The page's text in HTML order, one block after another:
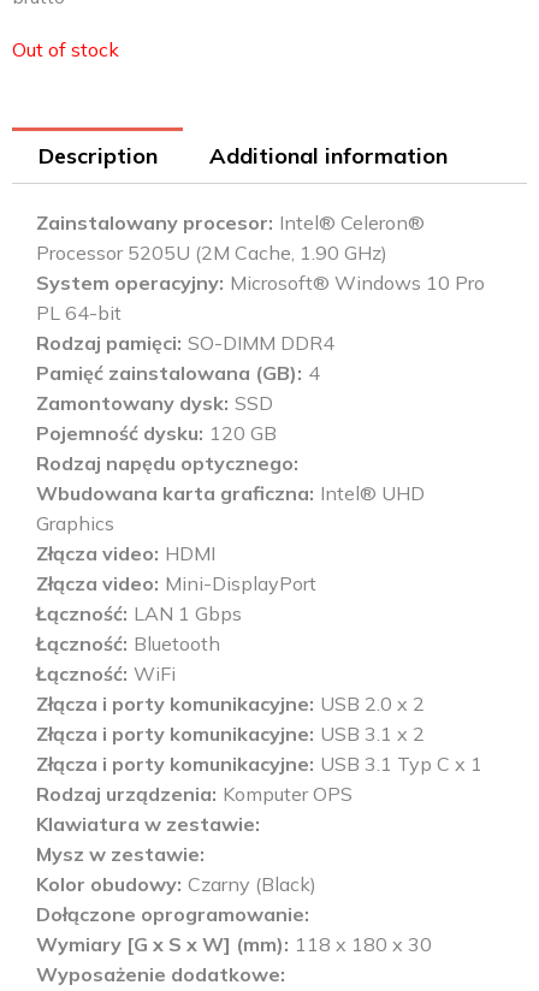
Out of stock
Description Additional information
Zainstalowany procesor Intel® Celeron®
Processor 5205U (2M Cache, 1.90 GHz)
System operacyjny Microsoft® Windows 10 Pro
PL 64-bit
Rodzaj pamięci SO-DIMM DDR4
Pamięć zainstalowana (GB) 4
Zamontowany dysk SSD
Pojemność dysku 120 GB
Rodzaj napędu optycznego
Wbudowana karta graficzna Intel® UHD
Graphics
Złącza video HDMI
Złącza video Mini-DisplayPort
Łączność LAN 1 Gbps
Łączność Bluetooth
Łączność WiFi
Złącza i porty komunikacyjne USB 2.0 x 2
Złącza i porty komunikacyjne USB 3.1 x 2
Złącza i porty komunikacyjne USB 3.1 Typ C x 1
Rodzaj urządzenia Komputer OPS
Klawiatura w zestawie
Mysz w zestawie
Kolor obudowy Czarny (Black)
Dołączone oprogramowanie
Wymiary [G x S x W] (mm)
118 x 180 x 30
Wyposażenie dodatkowe